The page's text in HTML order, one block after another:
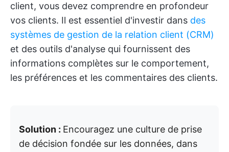
client, vous devez comprendre en profondeur
vos clients. Il est essentiel d'investir dans des
systèmes de gestion de la relation client (CRM)
et des outils d'analyse qui fournissent des
informations complètes sur le comportement,
les préférences et les commentaires des clients.
Solution : Encouragez une culture de prise
de décision fondée sur les données, dans